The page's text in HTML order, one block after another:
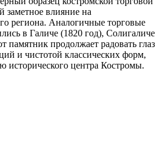
заметное влияние на
региона. Аналогичные торговые
в Галиче (1820 год), Солигаличе
памятник продолжает радовать глаз
и чистотой классических форм,
исторического центра Костромы.